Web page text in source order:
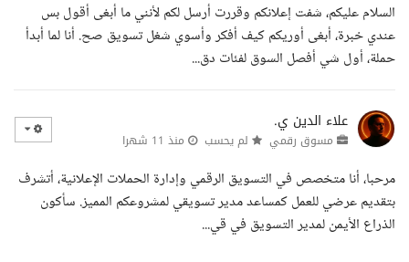
السلام عليكم، شفت إعلانكم وقررت أرسل لكم لأنني ما أبغى أقول بس
عندي خبرة، أبغى أوريكم كيف أفكر وأسوي شغل تسويق صح. أنا لما أبدأ
حملة، أول شي أفصل السوق لفئات دق...
علاء الدين ي.
مسوق رقمي لم يحسب منذ 11 شهرا
مرحبا، أنا متخصص في التسويق الرقمي وإدارة الحملات الإعلانية، أتشرف
بتقديم عرضي للعمل كمساعد مدير تسويقي لمشروعكم المميز. سأكون
الذراع الأيمن لمدير التسويق في قي...